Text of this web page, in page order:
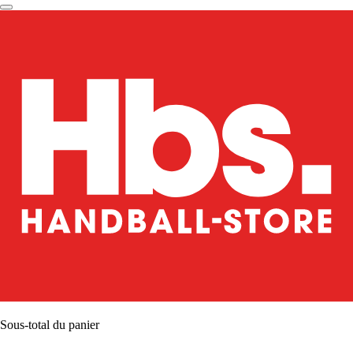
Sous-total du panier